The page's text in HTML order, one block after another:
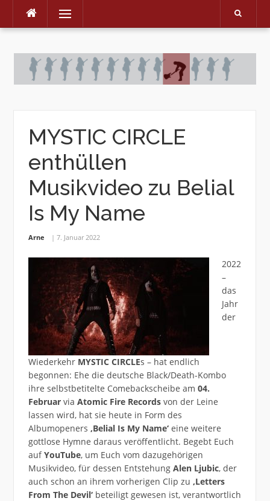
Skip
Menu
MYSTIC CIRCLE
enthüllen
Musikvideo zu Belial
Is My Name
Arne 7. Januar 2022
2022
–
das
Jahr
der
Wiederkehr MYSTIC CIRCLEs – hat endlich
begonnen: Ehe die deutsche Black/Death-Kombo
ihre selbstbetitelte Comebackscheibe am 04.
Februarvia Atomic Fire Recordsvon der Leine
lassen wird, hat sie heute in Form des
Albumopeners ‚Belial Is My Name‘eine weitere
gottlose Hymne daraus veröffentlicht. Begebt Euch
aufYouTube, um Euch vom dazugehörigen
Musikvideo, für dessen Entstehung Alen Ljubic, der
auch schon an ihrem vorherigen Clip zu ‚Letters
From The Devil‘beteiligt gewesen ist, verantwortlich